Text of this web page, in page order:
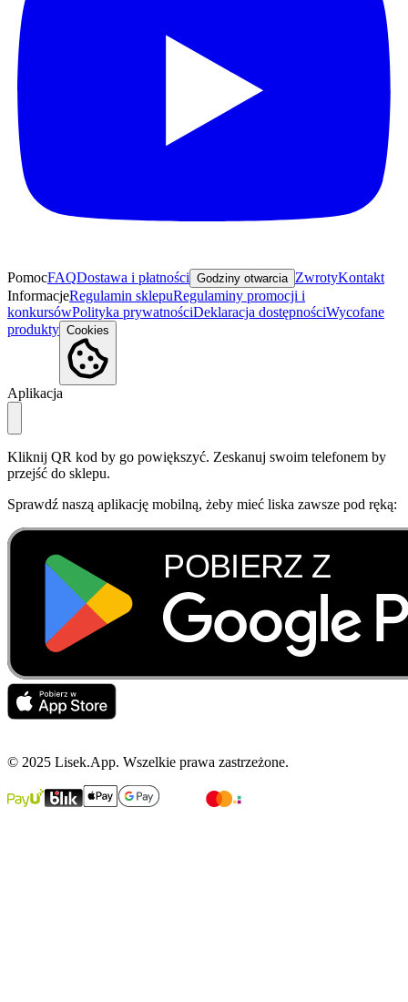
PomocFAQDostawa i płatności Godziny otwarcia ZwrotyKontakt
InformacjeRegulamin sklepuRegulaminy promocji i
konkursówPolityka prywatnościDeklaracja dostępnościWycofane
produkty Cookies
Aplikacja
Kliknij QR kod by go powiększyć. Zeskanuj swoim telefonem by
przejść do sklepu.
Sprawdź naszą aplikację mobilną, żeby mieć liska zawsze pod ręką:
© 2025 Lisek.App. Wszelkie prawa zastrzeżone.